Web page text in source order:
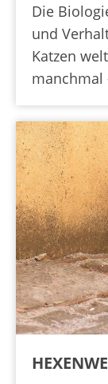
Die
und
Katzen
manchmal